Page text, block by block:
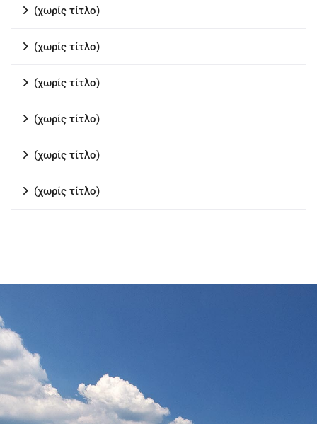
(χωρίς τίτλο)
(χωρίς τίτλο)
(χωρίς τίτλο)
(χωρίς τίτλο)
(χωρίς τίτλο)
(χωρίς τίτλο)